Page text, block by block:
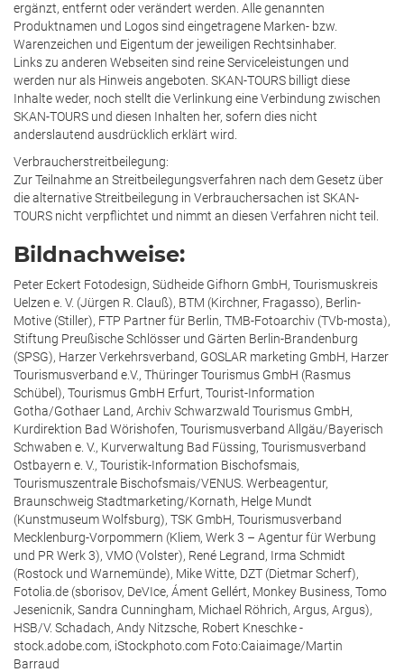
ergänzt, entfernt oder verändert werden. Alle genannten
Produktnamen und Logos sind eingetragene Marken- bzw.
Warenzeichen und Eigentum der jeweiligen Rechtsinhaber.
Links zu anderen Webseiten sind reine Serviceleistungen und
werden nur als Hinweis angeboten. SKAN-TOURS billigt diese
Inhalte weder, noch stellt die Verlinkung eine Verbindung zwischen
SKAN-TOURS und diesen Inhalten her, sofern dies nicht
anderslautend ausdrücklich erklärt wird.
Verbraucherstreitbeilegung:
Zur Teilnahme an Streitbeilegungsverfahren nach dem Gesetz über
die alternative Streitbeilegung in Verbrauchersachen ist SKAN-
TOURS nicht verpflichtet und nimmt an diesen Verfahren nicht teil.
Bildnachweise:
Peter Eckert Fotodesign, Südheide Gifhorn GmbH, Tourismuskreis
Uelzen e. V. (Jürgen R. Clauß), BTM (Kirchner, Fragasso), Berlin-
Motive (Stiller), FTP Partner für Berlin, TMB-Fotoarchiv (TVb-mosta),
Stiftung Preußische Schlösser und Gärten Berlin-Brandenburg
(SPSG), Harzer Verkehrsverband, GOSLAR marketing GmbH, Harzer
Tourismusverband e.V., Thüringer Tourismus GmbH (Rasmus
Schübel), Tourismus GmbH Erfurt, Tourist-Information
Gotha/Gothaer Land, Archiv Schwarzwald Tourismus GmbH,
Kurdirektion Bad Wörishofen, Tourismusverband Allgäu/Bayerisch
Schwaben e. V., Kurverwaltung Bad Füssing, Tourismusverband
Ostbayern e. V., Touristik-Information Bischofsmais,
Tourismuszentrale Bischofsmais/VENUS. Werbeagentur,
Braunschweig Stadtmarketing/Kornath, Helge Mundt
(Kunstmuseum Wolfsburg), TSK GmbH, Tourismusverband
Mecklenburg-Vorpommern (Kliem, Werk 3 – Agentur für Werbung
und PR Werk 3), VMO (Volster), René Legrand, Irma Schmidt
(Rostock und Warnemünde), Mike Witte, DZT (Dietmar Scherf),
Fotolia.de (sborisov, DeVIce, Áment Gellért, Monkey Business, Tomo
Jesenicnik, Sandra Cunningham, Michael Röhrich, Argus, Argus),
HSB/V. Schadach, Andy Nitzsche, Robert Kneschke -
stock.adobe.com, iStockphoto.com Foto:Caiaimage/Martin
Barraud